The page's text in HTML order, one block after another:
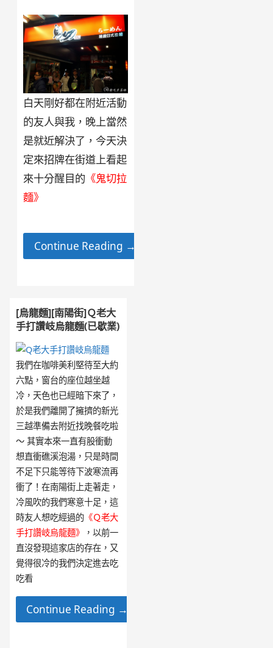
白天剛好都在附近活動
的友人與我，晚上當然
是就近解決了，今天決
定來招牌在街道上看起
來十分醒目的 《鬼切拉
麵》
Continue Reading →
[烏龍麵][南陽街]Ｑ老大
手打讚岐烏龍麵(已歇業)
我們在咖啡美利堅待至大約
六點，窗台的座位越坐越
冷，天色也已經暗下來了，
於是我們離開了擁擠的新光
三越準備去附近找晚餐吃啦
～ 其實本來一直有股衝動
想直衝礁溪泡湯，只是時間
不足下只能等待下波寒流再
衝了！在南陽街上走著走，
冷風吹的我們寒意十足，這
時友人想吃經過的 《Ｑ老大
手打讚岐烏龍麵》
，以前一
直沒發現這家店的存在，又
覺得很冷的我們決定進去吃
吃看
Continue Reading →